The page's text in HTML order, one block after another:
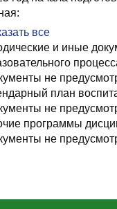
Углубленное
Углубленное
заочная:
Углубленное
Углубленное
год начала
заочная:
УТП_Углубленное
все
и иные
не
план
не
программы
не